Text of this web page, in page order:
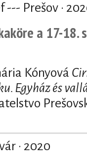
--- Prešov ·
a 17-18.
Kónyová
Egyház és
· 2020